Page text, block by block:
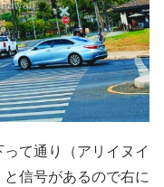
て通り（アリイヌイ
信号があるので右に